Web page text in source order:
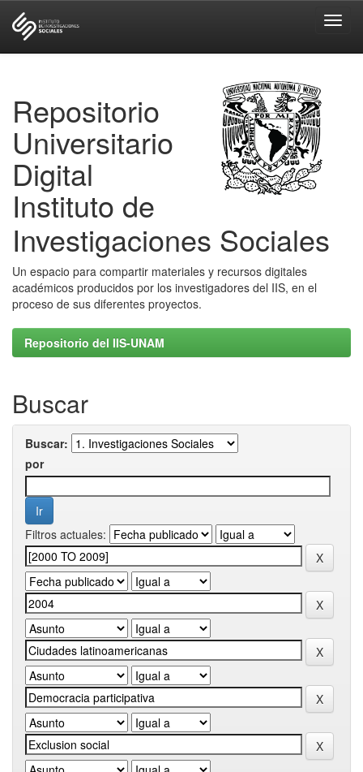
Repositorio
Universitario
Digital
Instituto de
Investigaciones Sociales
Un espacio para compartir materiales y recursos digitales
académicos producidos por los investigadores del IIS, en el
proceso de sus diferentes proyectos.
Repositorio del IIS-UNAM
Buscar
Buscar:
por
Filtros actuales: